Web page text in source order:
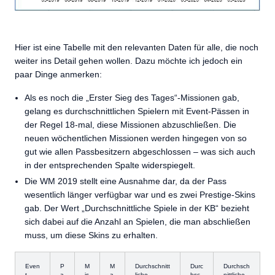
Hier ist eine Tabelle mit den relevanten Daten für alle, die noch
weiter ins Detail gehen wollen. Dazu möchte ich jedoch ein
paar Dinge anmerken:
Als es noch die „Erster Sieg des Tages“-Missionen gab,
gelang es durchschnittlichen Spielern mit Event-Pässen in
der Regel 18-mal, diese Missionen abzuschließen. Die
neuen wöchentlichen Missionen werden hingegen von so
gut wie allen Passbesitzern abgeschlossen – was sich auch
in der entsprechenden Spalte widerspiegelt.
Die WM 2019 stellt eine Ausnahme dar, da der Pass
wesentlich länger verfügbar war und es zwei Prestige-Skins
gab. Der Wert „Durchschnittliche Spiele in der KB“ bezieht
sich dabei auf die Anzahl an Spielen, die man abschließen
muss, um diese Skins zu erhalten.
Even
P
M
M
Durchschnitt
Durc
Durchsch